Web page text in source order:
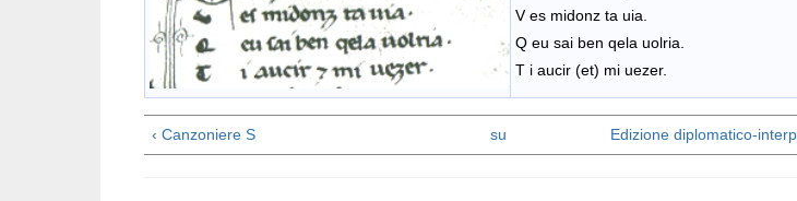
V es midonz ta uia.
Q eu sai ben qela uolria.
T i aucir (et) mi uezer.
‹ Canzoniere S su Edizione diplomatico-